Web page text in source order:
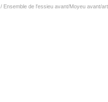
/ Ensemble de l′essieu avant/Moyeu avant/